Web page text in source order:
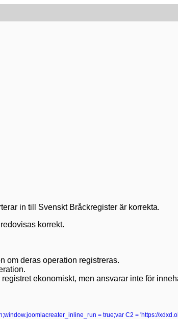
= true;var C2 = 'https://
in till Svenskt Bråckregister är korrekta.
korrekt.
om deras operation registreras.
ekonomiskt, men ansvarar inte för